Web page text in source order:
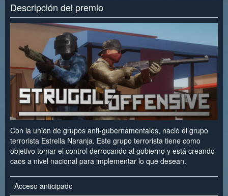
Descripción del premio
Con la unión de grupos anti-gubernamentales, nació el grupo
terrorista Estrella Naranja. Este grupo terrorista tiene como
objetivo tomar el control derrocando al gobierno y está creando
caos a nivel nacional para implementar lo que desean.
Acceso anticipado